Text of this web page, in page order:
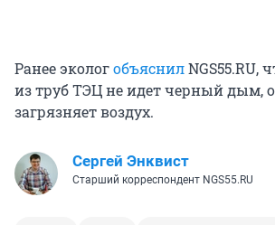
Ранее экологобъяснилNGS55.RU,
из труб ТЭЦ не идет черный дым,
загрязняет воздух.
Сергей Энквист
Старший корреспондент NGS55.RU